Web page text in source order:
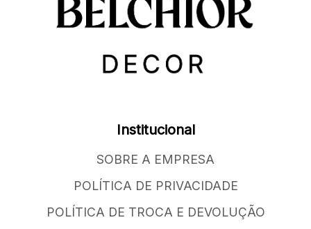
Institucional
SOBRE A EMPRESA
POLÍTICA DE PRIVACIDADE
POLÍTICA DE TROCA E DEVOLUÇÃO